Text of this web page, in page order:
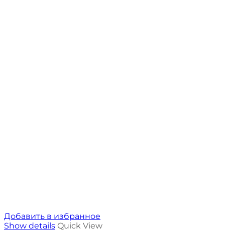
Добавить в избранное
Show details Quick View